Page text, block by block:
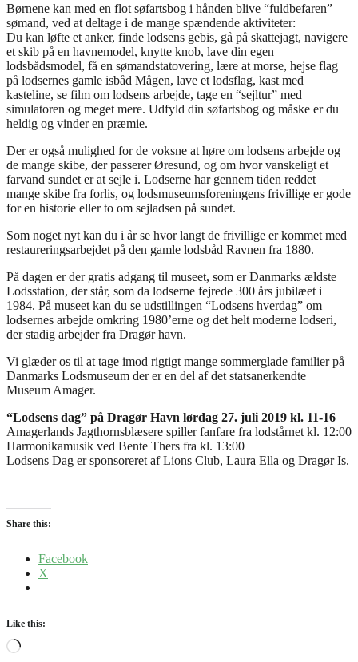
Børnene kan med en flot søfartsbog i hånden blive “fuldbefaren”
sømand, ved at deltage i de mange spændende aktiviteter:
Du kan løfte et anker, finde lodsens gebis, gå på skattejagt, navigere
et skib på en havnemodel, knytte knob, lave din egen
lodsbådsmodel, få en sømandstatovering, lære at morse, hejse flag
på lodsernes gamle isbåd Mågen, lave et lodsflag, kast med
kasteline, se film om lodsens arbejde, tage en “sejltur” med
simulatoren og meget mere. Udfyld din søfartsbog og måske er du
heldig og vinder en præmie.
Der er også mulighed for de voksne at høre om lodsens arbejde og
de mange skibe, der passerer Øresund, og om hvor vanskeligt et
farvand sundet er at sejle i. Lodserne har gennem tiden reddet
mange skibe fra forlis, og lodsmuseumsforeningens frivillige er gode
for en historie eller to om sejladsen på sundet.
Som noget nyt kan du i år se hvor langt de frivillige er kommet med
restaureringsarbejdet på den gamle lodsbåd Ravnen fra 1880.
På dagen er der gratis adgang til museet, som er Danmarks ældste
Lodsstation, der står, som da lodserne fejrede 300 års jubilæet i
1984. På museet kan du se udstillingen “Lodsens hverdag” om
lodsernes arbejde omkring 1980’erne og det helt moderne lodseri,
der stadig arbejder fra Dragør havn.
Vi glæder os til at tage imod rigtigt mange sommerglade familier på
Danmarks Lodsmuseum der er en del af det statsanerkendte
Museum Amager.
“Lodsens dag” på Dragør Havn lørdag 27. juli 2019 kl. 11-16
Amagerlands Jagthornsblæsere spiller fanfare fra lodstårnet kl. 12:00
Harmonikamusik ved Bente Thers fra kl. 13:00
Lodsens Dag er sponsoreret af Lions Club, Laura Ella og Dragør Is.
Share this:
Facebook
X
Like this:
Loading…